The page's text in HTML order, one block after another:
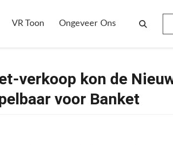
VR Toon Ongeveer Ons
verkoop kon de
voor Banket